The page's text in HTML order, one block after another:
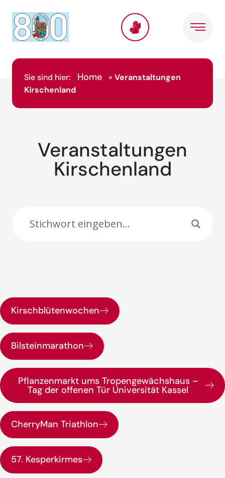
springen
Sie sind hier: Home » Veranstaltungen
Kirschenland
Veranstaltungen
Kirschenland
Kirschblütenwochen
Bilsteinmarathon
Pflanzenmarkt ums Tropengewächshaus –
Tag der offenen Tür Universität Kassel
CherryMan Triathlon
57. Kesperkirmes